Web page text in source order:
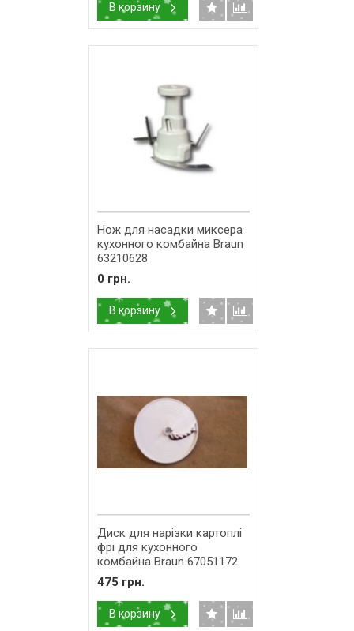
В корзину
Нож для насадки миксера
кухонного комбайна Braun
63210628
0 грн.
В корзину
Диск для нарізки картоплі
фрі для кухонного
комбайна Braun 67051172
475 грн.
В корзину